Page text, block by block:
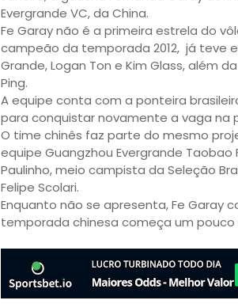
Evergrande VC, da China.
Fe Garay não é a primeira estrela do
campeão da temporada 2012, já teve
Grande, Logan Ton e Kim Glass, além
Ping.
A equipe conta com a ponteira
para conquistar novamente a vaga na
O time chinês faz parte do mesmo
equipe Guangzhou Evergrande
Paulinho, meio campista da Seleção
Felipe Scolari.
Enquanto não se apresenta, Fe Garay
temporada chinesa começa um